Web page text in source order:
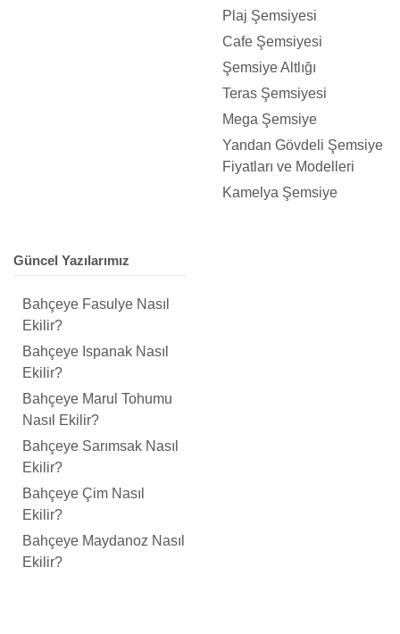
Plaj Şemsiyesi
Cafe Şemsiyesi
Şemsiye Altlığı
Teras Şemsiyesi
Mega Şemsiye
Yandan Gövdeli Şemsiye
Fiyatları ve Modelleri
Kamelya Şemsiye
Güncel Yazılarımız
Bahçeye Fasulye Nasıl
Ekilir?
Bahçeye Ispanak Nasıl
Ekilir?
Bahçeye Marul Tohumu
Nasıl Ekilir?
Bahçeye Sarımsak Nasıl
Ekilir?
Bahçeye Çim Nasıl
Ekilir?
Bahçeye Maydanoz Nasıl
Ekilir?